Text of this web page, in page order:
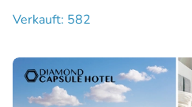
Verkauft: 582